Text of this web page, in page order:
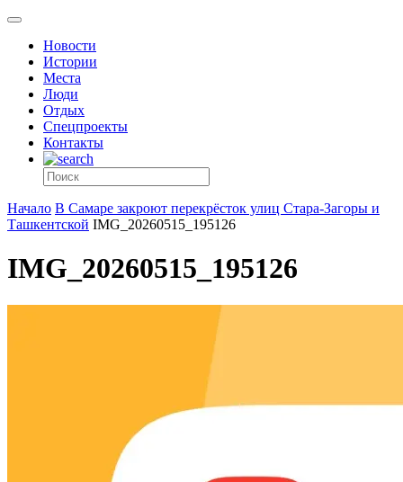
Новости
Истории
Места
Люди
Отдых
Спецпроекты
Контакты
Начало В Самаре закроют перекрёсток улиц Стара-Загоры и
Ташкентской IMG_20260515_195126
IMG_20260515_195126